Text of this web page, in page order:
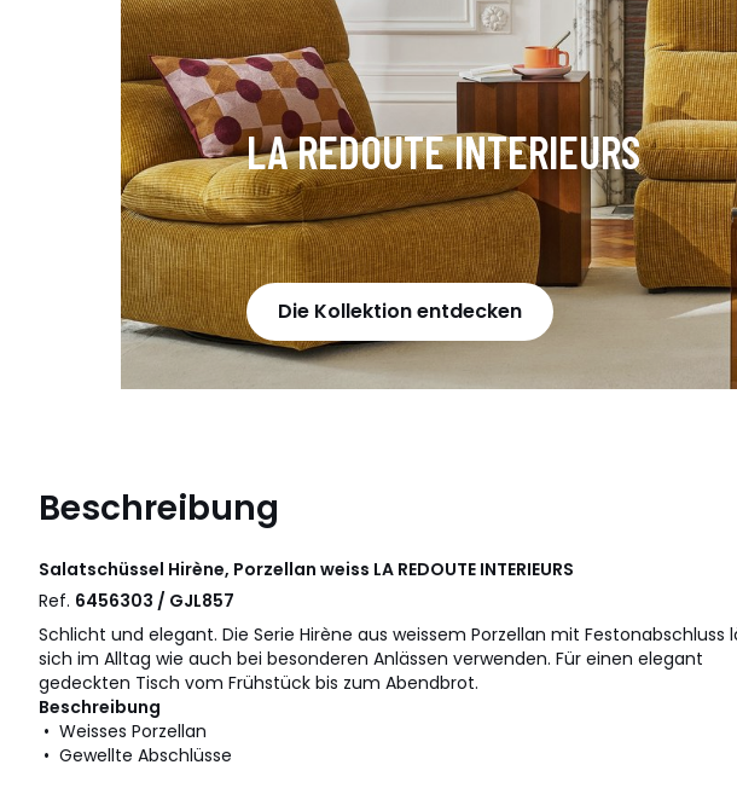
LA REDOUTE INTERIEURS
Die Kollektion entdecken
Beschreibung
Salatschüssel Hirène, Porzellan weiss LA REDOUTE INTERIEURS
Ref. 6456303 / GJL857
Schlicht und elegant. Die Serie Hirène aus weissem Porzellan mit Festonabschluss
sich im Alltag wie auch bei besonderen Anlässen verwenden. Für einen elegant
gedeckten Tisch vom Frühstück bis zum Abendbrot.
Beschreibung
• Weisses Porzellan
• Gewellte Abschlüsse